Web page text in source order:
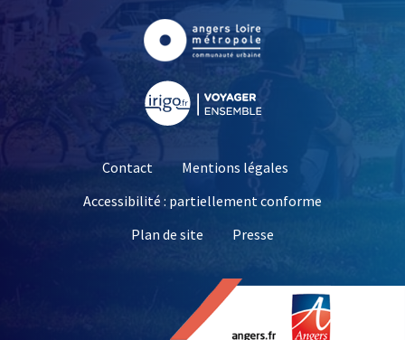
, Ouvre une nouvelle
Contact
Mentions légales
Accessibilité : partiellement conforme
Plan de site
Presse